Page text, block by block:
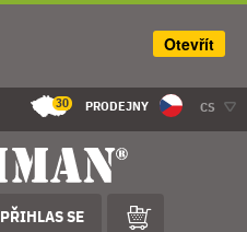
30 PRODEJNY CS
PŘIHLAS SE
Otevřít